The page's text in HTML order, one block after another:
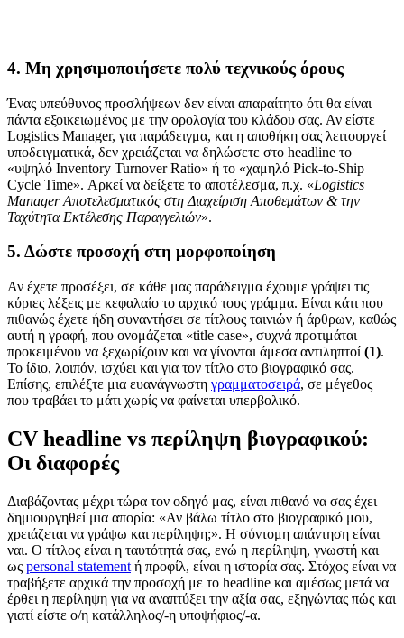
4. Μη χρησιμοποιήσετε πολύ τεχνικούς όρους
Ένας υπεύθυνος προσλήψεων δεν είναι απαραίτητο ότι θα είναι
πάντα εξοικειωμένος με την ορολογία του κλάδου σας. Αν είστε
Logistics Manager, για παράδειγμα, και η αποθήκη σας λειτουργεί
υποδειγματικά, δεν χρειάζεται να δηλώσετε στο headline το
«υψηλό Inventory Turnover Ratio» ή το «χαμηλό Pick-to-Ship
Cycle Time». Αρκεί να δείξετε το αποτέλεσμα, π.χ. «Logistics
Manager Αποτελεσματικός στη Διαχείριση Αποθεμάτων & την
Ταχύτητα Εκτέλεσης Παραγγελιών».
5. Δώστε προσοχή στη μορφοποίηση
Αν έχετε προσέξει, σε κάθε μας παράδειγμα έχουμε γράψει τις
κύριες λέξεις με κεφαλαίο το αρχικό τους γράμμα. Είναι κάτι που
πιθανώς έχετε ήδη συναντήσει σε τίτλους ταινιών ή άρθρων, καθώς
αυτή η γραφή, που ονομάζεται «title case», συχνά προτιμάται
προκειμένου να ξεχωρίζουν και να γίνονται άμεσα αντιληπτοί (1).
Το ίδιο, λοιπόν, ισχύει και για τον τίτλο στο βιογραφικό σας.
Επίσης, επιλέξτε μια ευανάγνωστη γραμματοσειρά, σε μέγεθος
που τραβάει το μάτι χωρίς να φαίνεται υπερβολικό.
CV headline vs περίληψη βιογραφικού:
Οι διαφορές
Διαβάζοντας μέχρι τώρα τον οδηγό μας, είναι πιθανό να σας έχει
δημιουργηθεί μια απορία: «Αν βάλω τίτλο στο βιογραφικό μου,
χρειάζεται να γράψω και περίληψη;». Η σύντομη απάντηση είναι
ναι. Ο τίτλος είναι η ταυτότητά σας, ενώ η περίληψη, γνωστή και
ως personal statement ή προφίλ, είναι η ιστορία σας. Στόχος είναι να
τραβήξετε αρχικά την προσοχή με το headline και αμέσως μετά να
έρθει η περίληψη για να αναπτύξει την αξία σας, εξηγώντας πώς και
γιατί είστε ο/η κατάλληλος/-η υποψήφιος/-α.